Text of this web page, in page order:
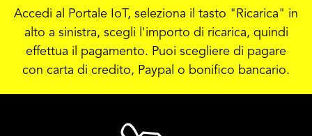
Accedi al Portale IoT, seleziona il tasto "Ricarica" in
alto a sinistra, scegli l'importo di ricarica, quindi
effettua il pagamento. Puoi scegliere di pagare
con carta di credito, Paypal o bonifico bancario.